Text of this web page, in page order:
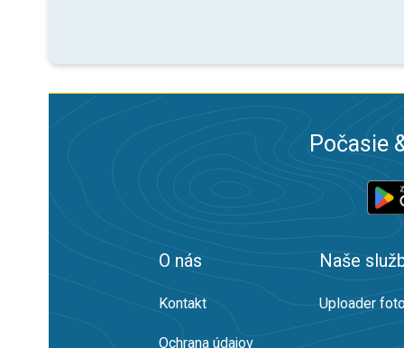
Počasie
O nás
Kontakt
Ochrana údajov
Naše
Uploader